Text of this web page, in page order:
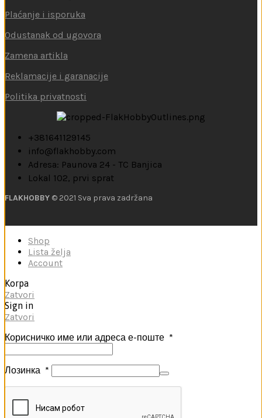
Plaćanje i isporuka
Odustanak od ugovora
Zamena artikla
Reklamacije i garanacije
Politika privatnosti
+381641129145
info@flakhobby.com
Adresa: Paunova 24 - TC Banjica
Lokal 102, prvi sprat
FLAKHOBBY © 2021 Sva prava zadržana
Shop
Lista želja
Account
Korpa
Zatvori
Sign in
Zatvori
Корисничко име или адреса е-поште *
Лозинка *